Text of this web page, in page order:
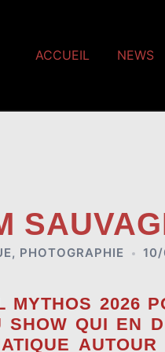
ACCUEIL NEWS
, PHOTOGRAPHIE
MYTHOS 2026
SHOW QUI EN